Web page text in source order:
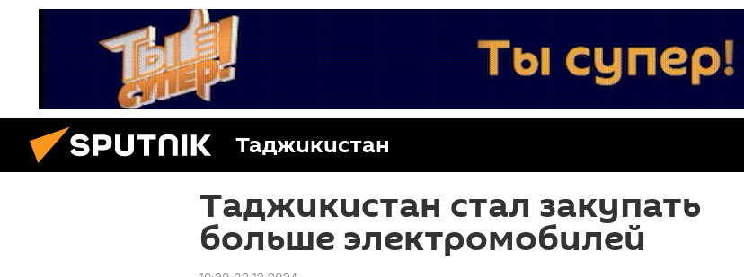
Таджикистан
Таджикистан стал закупать
больше электромобилей